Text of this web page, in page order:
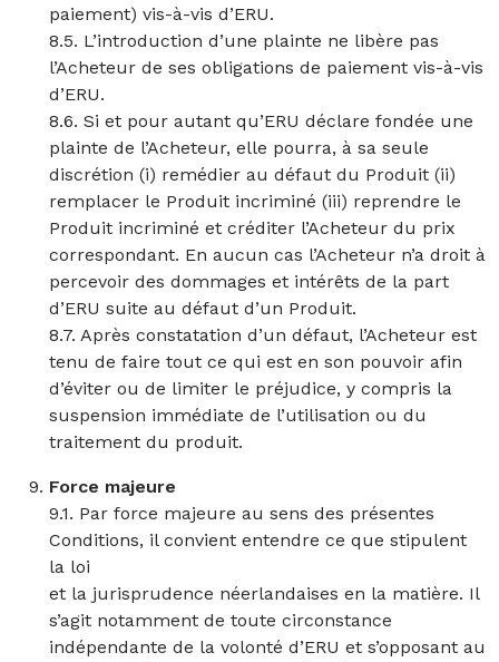
paiement) vis-à-vis d’ERU.
8.5. L’introduction d’une plainte ne libère pas
l’Acheteur de ses obligations de paiement vis-à-vis
d’ERU.
8.6. Si et pour autant qu’ERU déclare fondée une
plainte de l’Acheteur, elle pourra, à sa seule
discrétion (i) remédier au défaut du Produit (ii)
remplacer le Produit incriminé (iii) reprendre le
Produit incriminé et créditer l’Acheteur du prix
correspondant. En aucun cas l’Acheteur n’a droit à
percevoir des dommages et intérêts de la part
d’ERU suite au défaut d’un Produit.
8.7. Après constatation d’un défaut, l’Acheteur est
tenu de faire tout ce qui est en son pouvoir afin
d’éviter ou de limiter le préjudice, y compris la
suspension immédiate de l’utilisation ou du
traitement du produit.
Force majeure
9.1. Par force majeure au sens des présentes
Conditions, il convient entendre ce que stipulent
la loi
et la jurisprudence néerlandaises en la matière. Il
s’agit notamment de toute circonstance
indépendante de la volonté d’ERU et s’opposant au